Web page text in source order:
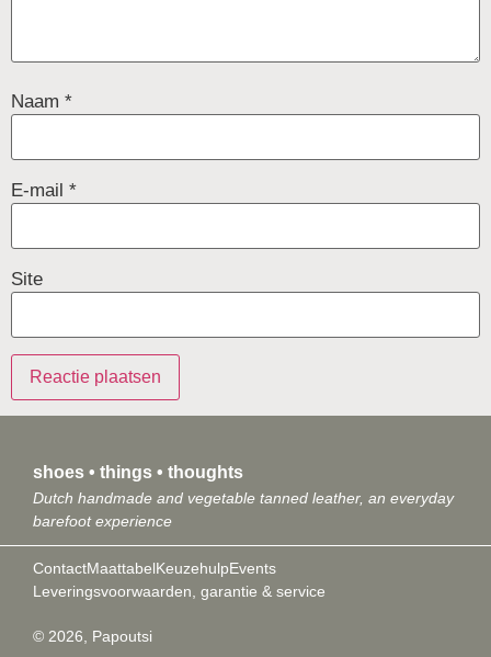
Naam *
E-mail *
Site
shoes • things • thoughts
Dutch handmade and vegetable tanned leather, an everyday
barefoot experience
ContactMaattabelKeuzehulpEvents
Leveringsvoorwaarden, garantie & service
© 2026, Papoutsi